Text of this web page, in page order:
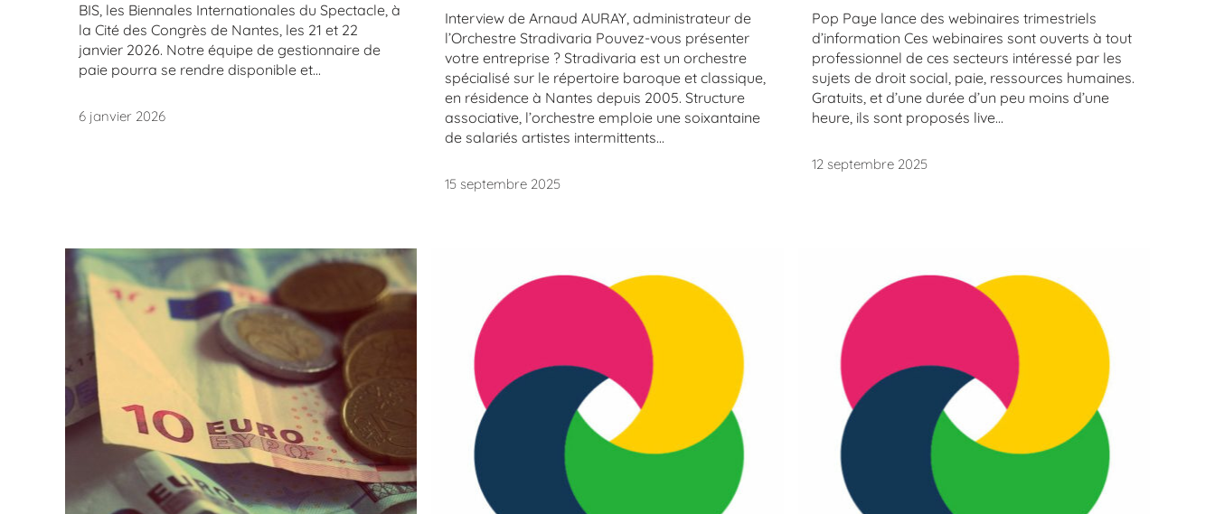
BIS, les Biennales Internationales du Spectacle, à
la Cité des Congrès de Nantes, les 21 et 22
janvier 2026. Notre équipe de gestionnaire de
paie pourra se rendre disponible et...
6 janvier 2026
Interview de Arnaud AURAY, administrateur de
l’Orchestre Stradivaria Pouvez-vous présenter
votre entreprise ? Stradivaria est un orchestre
spécialisé sur le répertoire baroque et classique,
en résidence à Nantes depuis 2005. Structure
associative, l’orchestre emploie une soixantaine
de salariés artistes intermittents...
15 septembre 2025
Pop Paye lance des webinaires trimestriels
d’information Ces webinaires sont ouverts à tout
professionnel de ces secteurs intéressé par les
sujets de droit social, paie, ressources humaines.
Gratuits, et d’une durée d’un peu moins d’une
heure, ils sont proposés live...
12 septembre 2025